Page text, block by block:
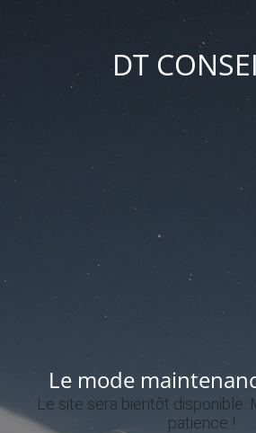
DT
Le mode
Le site sera bientôt disponible.
patience !